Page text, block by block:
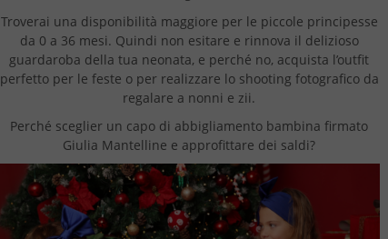
Troverai una disponibilità maggiore per le piccole principesse
da 0 a 36 mesi. Quindi non esitare e rinnova il delizioso
guardaroba della tua neonata, e perché no, acquista l’outfit
perfetto per le feste o per realizzare lo shooting fotografico da
regalare a nonni e zii.
Perché sceglier un capo di abbigliamento bambina firmato
Giulia Mantelline e approfittare dei saldi?